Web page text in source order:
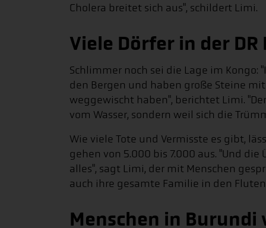
Cholera breitet sich aus", schildert Limi.
Viele Dörfer in der
Schlimmer noch sei die Lage im
den Bergen und haben große Steine
weggewischt haben", berichtet Limi.
vom Wasser, sondern weil sich die
Wie viele Tote und Vermisste es gibt,
gehen von 5.000 bis 7.000 aus. "Und
alles", sagt Limi, der mit Menschen
auch ihre gesamte Familie in den
Menschen in